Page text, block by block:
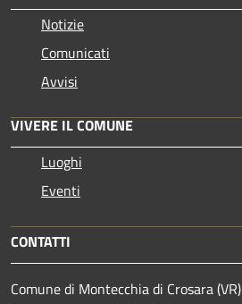
Notizie
Comunicati
Avvisi
VIVERE IL COMUNE
Luoghi
Eventi
CONTATTI
Comune di Montecchia di Crosara (VR)